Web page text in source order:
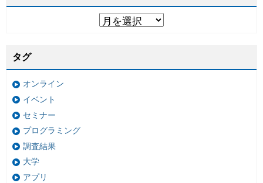
タグ
オンライン
イベント
セミナー
プログラミング
調査結果
大学
アプリ